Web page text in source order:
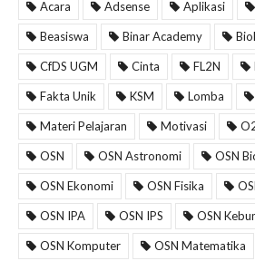
Acara Adsense Aplikasi
Beasiswa Binar Academy
CfDS UGM Cinta FL2N
Fakta Unik KSM Lomba
Materi Pelajaran Motivasi
OSN OSN Astronomi OSN
OSN Ekonomi OSN Fisika
OSN IPA OSN IPS OSN
OSN Komputer OSN Matematika